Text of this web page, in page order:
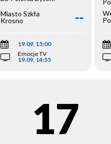
Miasto Szkła
Krosno
--
19.09, 15:00
Emocje TV
19.09, 14:55
17